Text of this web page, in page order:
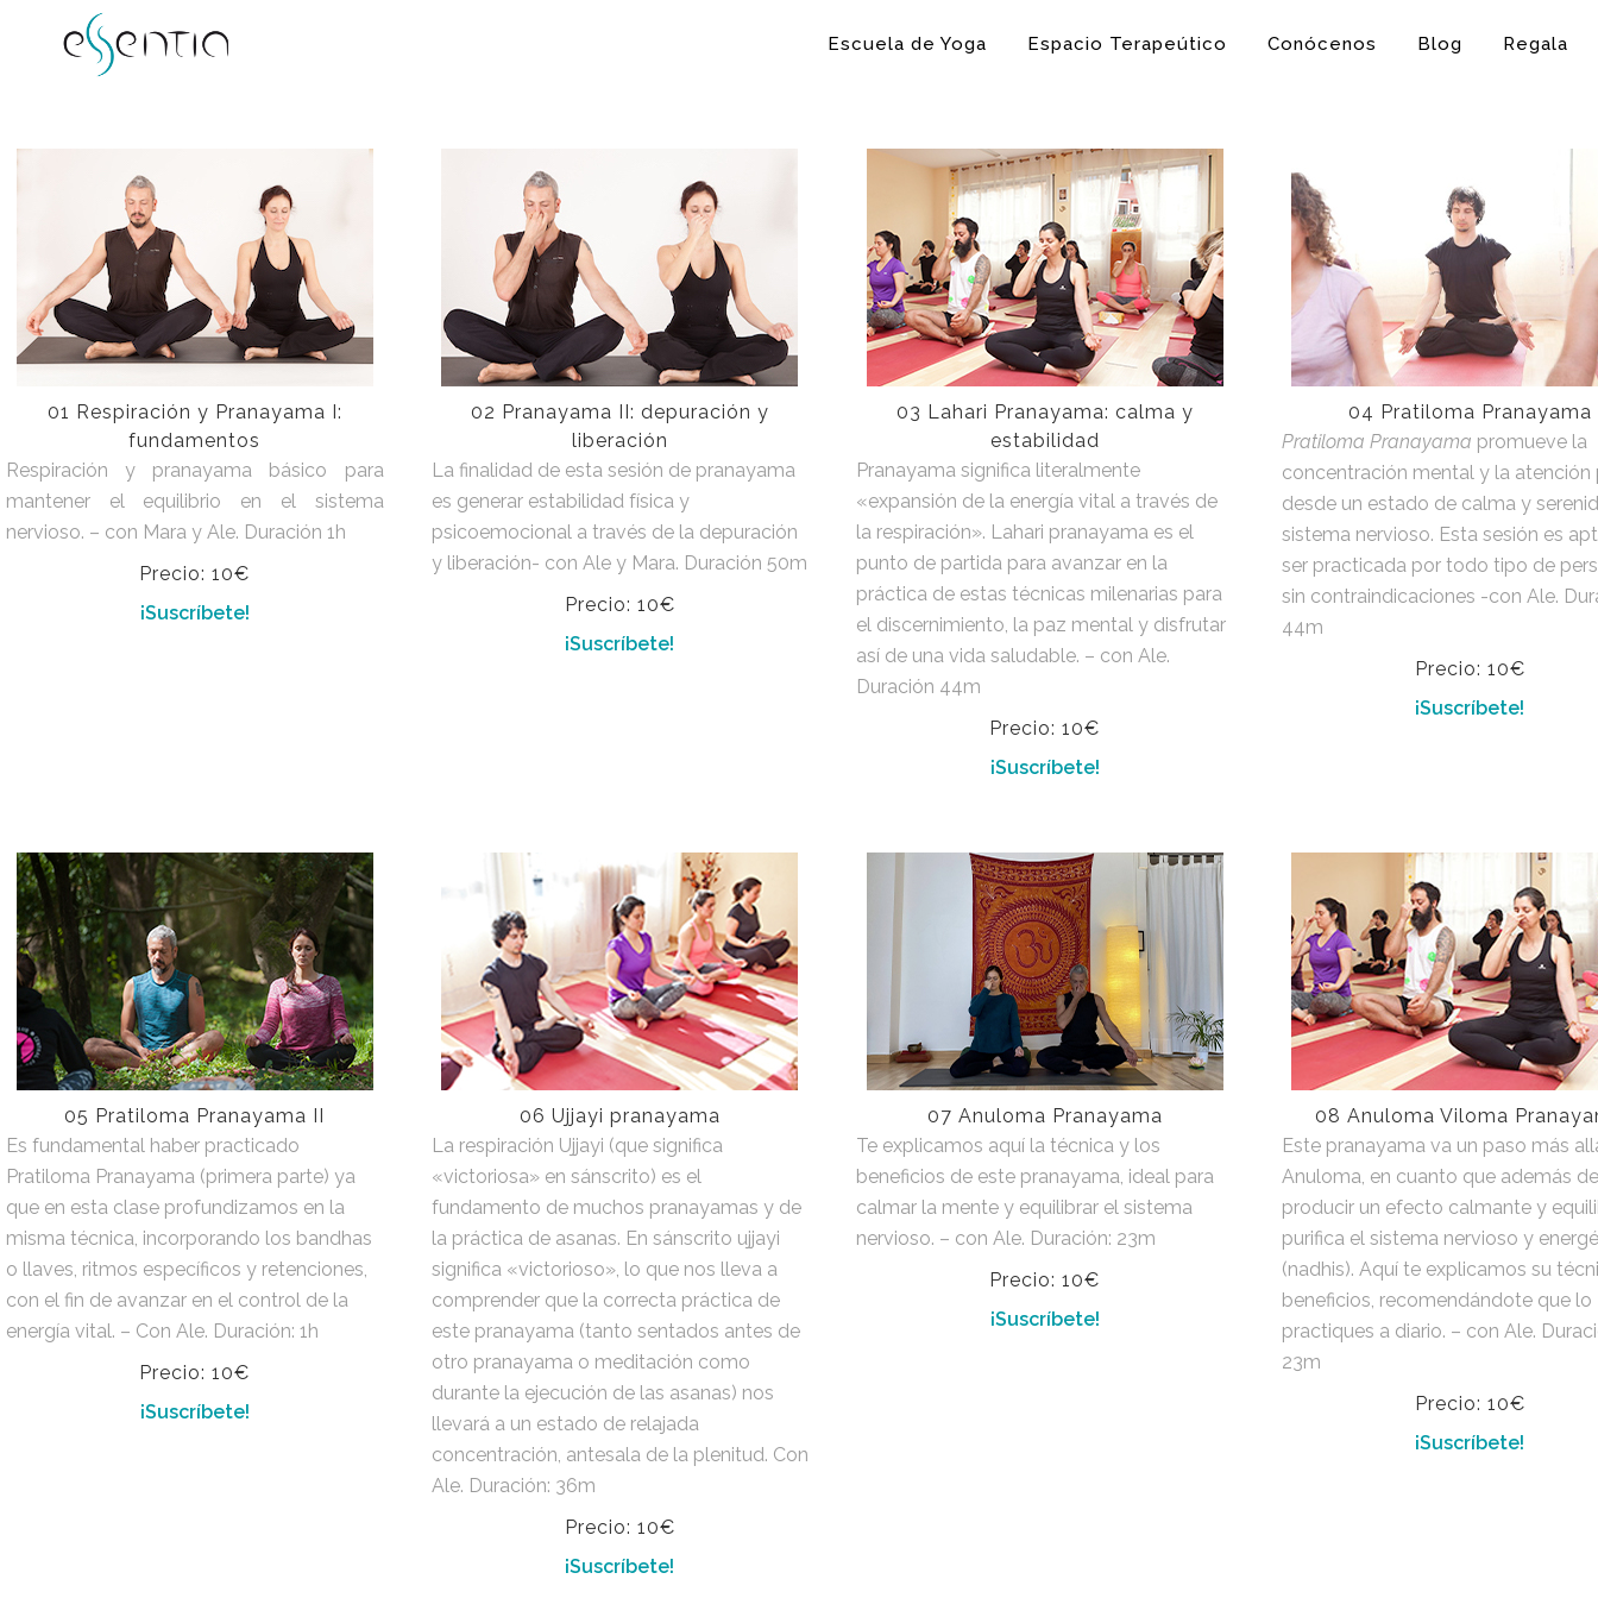
Escuela de Yoga Espacio Terapeútico Conócenos Blog Regala
01 Respiración y Pranayama I:
fundamentos
Respiración y pranayama básico para
mantener el equilibrio en el sistema
nervioso. – con Mara y Ale. Duración 1h
Precio: 10€
¡Suscríbete!
02 Pranayama II: depuración y
liberación
La finalidad de esta sesión de pranayama
es generar estabilidad física y
psicoemocional a través de la depuración
y liberación- con Ale y Mara. Duración 50m
Precio: 10€
¡Suscríbete!
03 Lahari Pranayama: calma y
estabilidad
Pranayama significa literalmente
«expansión de la energía vital a través de
la respiración». Lahari pranayama es el
punto de partida para avanzar en la
práctica de estas técnicas milenarias para
el discernimiento, la paz mental y disfrutar
así de una vida saludable. – con Ale.
Duración 44m
Precio: 10€
¡Suscríbete!
04 Pratiloma Pranayama
Pratiloma Pranayama promueve la
concentración mental y la atención
desde un estado de calma y
sistema nervioso. Esta sesión es
ser practicada por todo tipo de
sin contraindicaciones -con Ale.
44m
Precio: 10€
¡Suscríbete!
05 Pratiloma Pranayama II
Es fundamental haber practicado
Pratiloma Pranayama (primera parte) ya
que en esta clase profundizamos en la
misma técnica, incorporando los bandhas
o llaves, ritmos específicos y retenciones,
con el fin de avanzar en el control de la
energía vital. – Con Ale. Duración: 1h
Precio: 10€
¡Suscríbete!
06 Ujjayi pranayama
La respiración Ujjayi (que significa
«victoriosa» en sánscrito) es el
fundamento de muchos pranayamas y de
la práctica de asanas. En sánscrito ujjayi
significa «victorioso», lo que nos lleva a
comprender que la correcta práctica de
este pranayama (tanto sentados antes de
otro pranayama o meditación como
durante la ejecución de las asanas) nos
llevará a un estado de relajada
concentración, antesala de la plenitud. Con
Ale. Duración: 36m
Precio: 10€
¡Suscríbete!
07 Anuloma Pranayama
Te explicamos aquí la técnica y los
beneficios de este pranayama, ideal para
calmar la mente y equilibrar el sistema
nervioso. – con Ale. Duración: 23m
Precio: 10€
¡Suscríbete!
08 Anuloma Viloma
Este pranayama va un paso más
Anuloma, en cuanto que además de
producir un efecto calmante y
purifica el sistema nervioso y
(nadhis). Aquí te explicamos su
beneficios, recomendándote que lo
practiques a diario. – con Ale.
23m
Precio: 10€
¡Suscríbete!